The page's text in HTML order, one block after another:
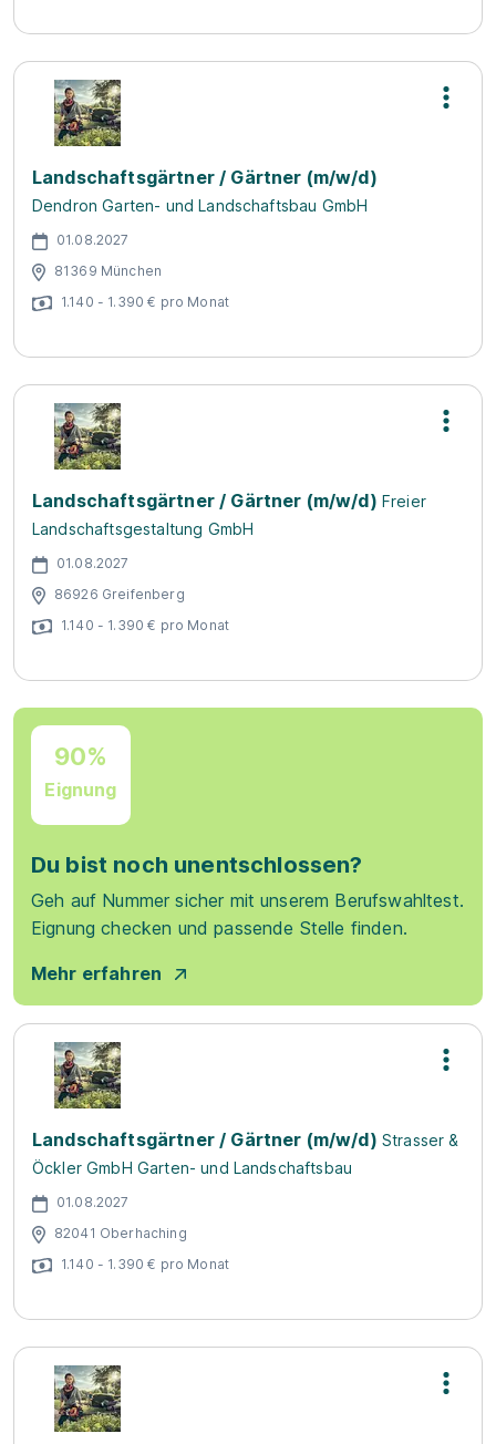
Landschaftsgärtner / Gärtner (m/w/d)
Dendron Garten- und Landschaftsbau GmbH
01.08.2027
81369 München
1.140 - 1.390 € pro Monat
Landschaftsgärtner / Gärtner (m/w/d) Freier
Landschaftsgestaltung GmbH
01.08.2027
86926 Greifenberg
1.140 - 1.390 € pro Monat
90%
Eignung
Du bist noch unentschlossen?
Geh auf Nummer sicher mit unserem Berufswahltest.
Eignung checken und passende Stelle finden.
Mehr erfahren
Landschaftsgärtner / Gärtner (m/w/d) Strasser &
Öckler GmbH Garten- und Landschaftsbau
01.08.2027
82041 Oberhaching
1.140 - 1.390 € pro Monat